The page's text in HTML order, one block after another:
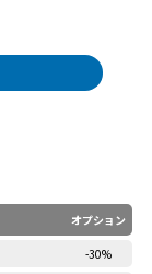
オプション
-30%